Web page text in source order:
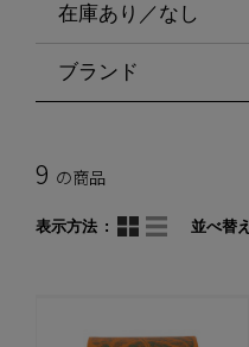
在庫あり／なし
ブランド
9 の商品
表示方法 並べ替え